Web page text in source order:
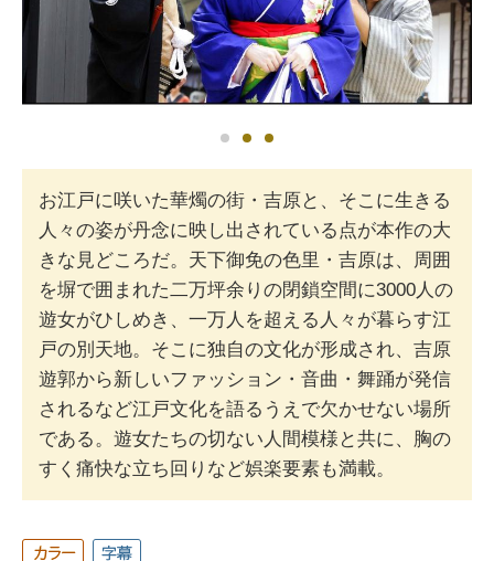
お江戸に咲いた華燭の街・吉原と、そこに生きる
人々の姿が丹念に映し出されている点が本作の大
きな見どころだ。天下御免の色里・吉原は、周囲
を塀で囲まれた二万坪余りの閉鎖空間に3000人の
遊女がひしめき、一万人を超える人々が暮らす江
戸の別天地。そこに独自の文化が形成され、吉原
遊郭から新しいファッション・音曲・舞踊が発信
されるなど江戸文化を語るうえで欠かせない場所
である。遊女たちの切ない人間模様と共に、胸の
すく痛快な立ち回りなど娯楽要素も満載。